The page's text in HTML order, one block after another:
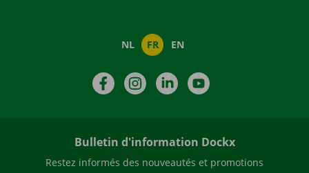
NL FR EN
FacebookInstagramLinkedIn
Bulletin d'information Dockx
Restez informés des nouveautés et promotions